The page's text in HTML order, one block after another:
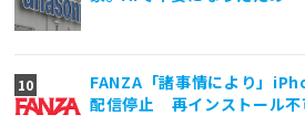
FANZA「諸事情により」
配信停止 再インストール不